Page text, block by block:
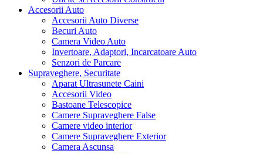
Accesorii Auto
Accesorii Auto Diverse
Becuri Auto
Camera Video Auto
Invertoare, Adaptori, Incarcatoare Auto
Senzori de Parcare
Supraveghere, Securitate
Aparat Ultrasunete Caini
Accesorii Video
Bastoane Telescopice
Camere Supraveghere False
Camere video interior
Camere Supraveghere Exterior
Camera Ascunsa